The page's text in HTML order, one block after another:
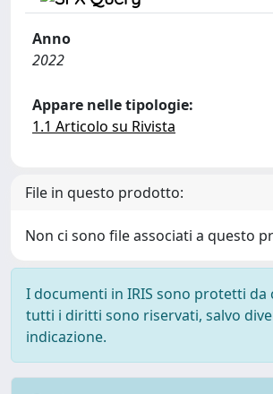
Anno
2022
Appare nelle tipologie:
1.1 Articolo su Rivista
File in questo prodotto:
Non ci sono file associati a questo
I documenti in IRIS sono protetti da
tutti i diritti sono riservati, salvo
indicazione.